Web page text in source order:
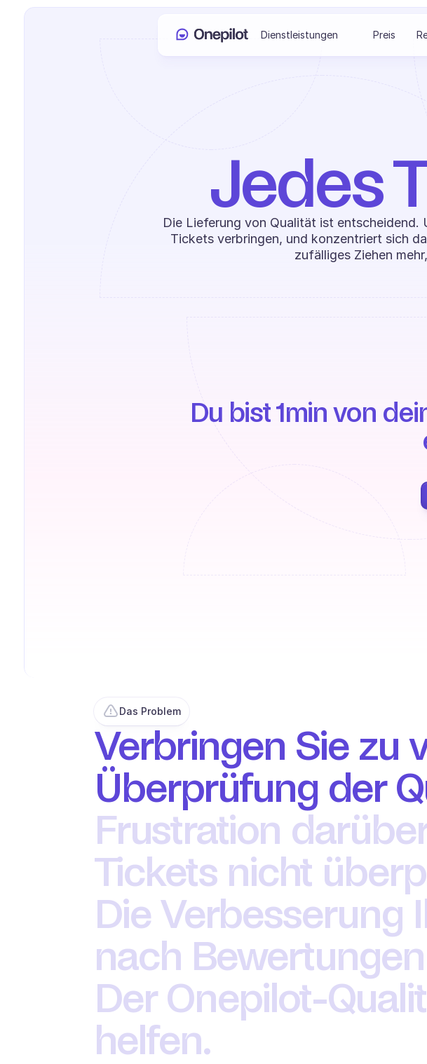
Dienstleistungen Preis
Jedes
Die Lieferung von Qualität ist
Tickets verbringen, und konzentriert sich
zufälliges Ziehen
Du bist 1min von
Das Problem
Verbringen Sie zu
Überprüfung der
Frustration
Tickets nicht
Die Verbesserung
nach
Der Onepilot-
helfen.